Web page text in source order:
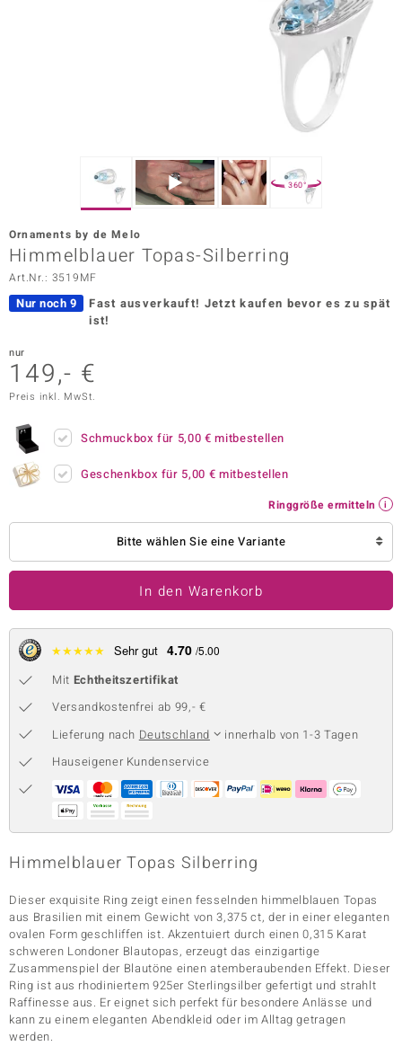
Vogue
BY DE MELO
Collection
Classics
360°
Ornaments by de Melo
Himmelblauer Topas-Silberring
Art.Nr.: 3519MF
Nur noch 9 Fast ausverkauft! Jetzt kaufen bevor es zu spät
ist!
nur
149,- €
Preis inkl. MwSt.
Schmuckbox für 5,00 € mitbestellen
Geschenkbox für 5,00 € mitbestellen
Ringgröße ermitteln
Bitte wählen Sie eine Variante
In den Warenkorb
★★★★★ Sehr gut 4.70 /5.00
Mit Echtheitszertifikat
Versandkostenfrei ab 99,- €
Lieferung nach Deutschland
innerhalb von 1-3 Tagen
Hauseigener Kundenservice
Himmelblauer Topas Silberring
Dieser exquisite Ring zeigt einen fesselnden himmelblauen Topas
aus Brasilien mit einem Gewicht von 3,375 ct, der in einer eleganten
ovalen Form geschliffen ist. Akzentuiert durch einen 0,315 Karat
schweren Londoner Blautopas, erzeugt das einzigartige
Zusammenspiel der Blautöne einen atemberaubenden Effekt. Dieser
Ring ist aus rhodiniertem 925er Sterlingsilber gefertigt und strahlt
Raffinesse aus. Er eignet sich perfekt für besondere Anlässe und
kann zu einem eleganten Abendkleid oder im Alltag getragen
werden.